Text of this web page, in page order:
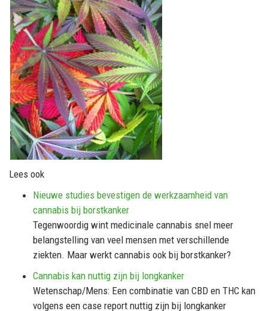
Lees ook
Nieuwe studies bevestigen de werkzaamheid van
cannabis bij borstkanker
Tegenwoordig wint medicinale cannabis snel meer
belangstelling van veel mensen met verschillende
ziekten. Maar werkt cannabis ook bij borstkanker?
Cannabis kan nuttig zijn bij longkanker
Wetenschap/Mens: Een combinatie van CBD en THC kan
volgens een case report nuttig zijn bij longkanker